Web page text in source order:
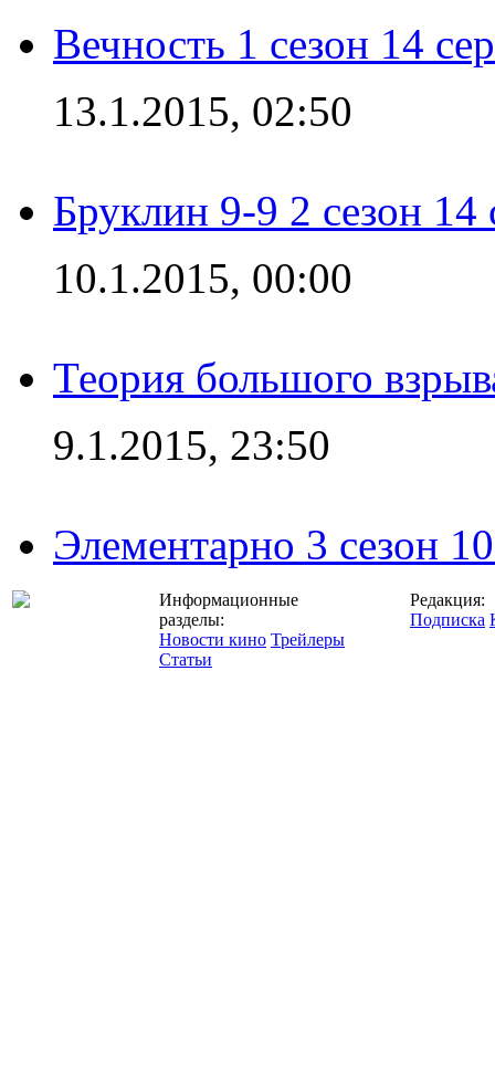
Вечность 1 сезон 14
13.1.2015, 02:50
Бруклин 9-9 2 сезон 14
10.1.2015, 00:00
Теория большого
9.1.2015, 23:50
Элементарно 3 сезон
Информационные
разделы:
Новости кино Трейлеры
Статьи
Редакция:
Подписка